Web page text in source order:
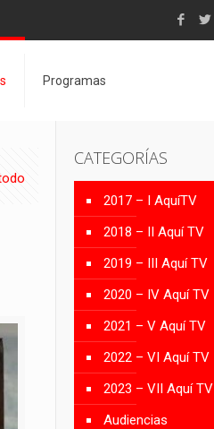
Programas
CATEGORÍAS
2017 – I AquíTV
2018 – II Aquí TV
2019 – III Aquí TV
2020 – IV Aquí TV
2021 – V Aquí TV
2022 – VI Aquí TV
2023 – VII Aquí TV
Audiencias